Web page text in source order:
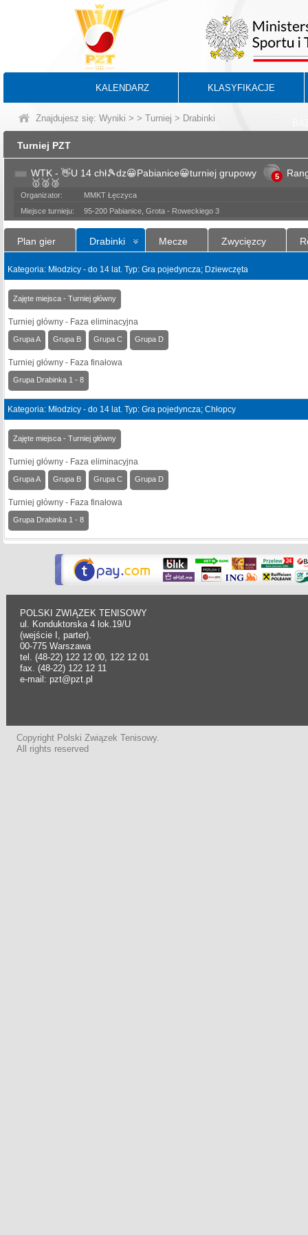
KALENDARZ KLASYFIKACJE
Znajdujesz się: Wyniki > > Turniej > Drabinki
Turniej PZT
WTK - 👋U 14 chł🎾dz😀Pabianice😀turniej grupowy
🥇🥈🥉
5
Organizator:
MMKT Łęczyca
Miejsce turnieju:
95-200 Pabianice, Grota - Roweckiego 3
Plan gier Drabinki Mecze Zwycięzcy
Kategoria: Młodzicy - do 14 lat. Typ: Gra pojedyncza; Dziewczęta
Zajęte miejsca - Turniej główny
Turniej główny - Faza eliminacyjna
Grupa A Grupa B Grupa C Grupa D
Turniej główny - Faza finałowa
Grupa Drabinka 1 - 8
Kategoria: Młodzicy - do 14 lat. Typ: Gra pojedyncza; Chłopcy
Zajęte miejsca - Turniej główny
Turniej główny - Faza eliminacyjna
Grupa A Grupa B Grupa C Grupa D
Turniej główny - Faza finałowa
Grupa Drabinka 1 - 8
POLSKI ZWIĄZEK TENISOWY
ul. Konduktorska 4 lok.19/U
(wejście I, parter).
00-775 Warszawa
tel. (48-22) 122 12 00, 122 12 01
fax. (48-22) 122 12 11
e-mail: pzt@pzt.pl
Copyright Polski Związek Tenisowy.
All rights reserved